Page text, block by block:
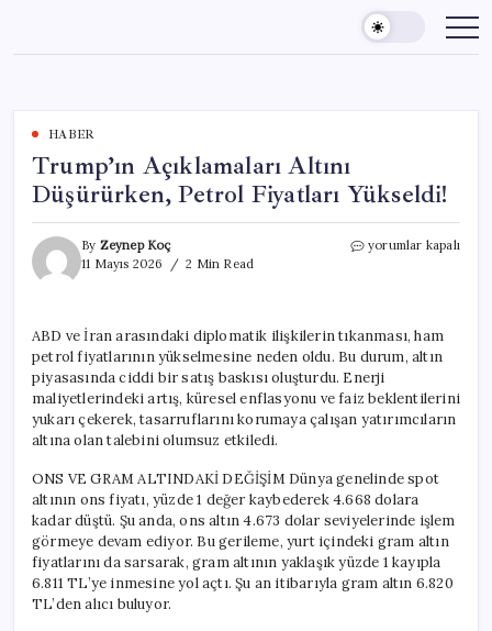
content
HABER
Trump’ın Açıklamaları Altını
Düşürürken, Petrol Fiyatları Yükseldi!
By Zeynep Koç
11 Mayıs 2026
2 Min Read
Trump’ın
Fiyatları
Yükseldi!
için
yorumlar kapalı
ABD ve İran arasındaki diplomatik ilişkilerin tıkanması, ham
petrol fiyatlarının yükselmesine neden oldu. Bu durum, altın
piyasasında ciddi bir satış baskısı oluşturdu. Enerji
maliyetlerindeki artış, küresel enflasyonu ve faiz beklentilerini
yukarı çekerek, tasarruflarını korumaya çalışan yatırımcıların
altına olan talebini olumsuz etkiledi.
ONS VE GRAM ALTINDAKİ DEĞİŞİM Dünya genelinde spot
altının ons fiyatı, yüzde 1 değer kaybederek 4.668 dolara
kadar düştü. Şu anda, ons altın 4.673 dolar seviyelerinde işlem
görmeye devam ediyor. Bu gerileme, yurt içindeki gram altın
fiyatlarını da sarsarak, gram altının yaklaşık yüzde 1 kayıpla
6.811 TL’ye inmesine yol açtı. Şu an itibarıyla gram altın 6.820
TL’den alıcı buluyor.